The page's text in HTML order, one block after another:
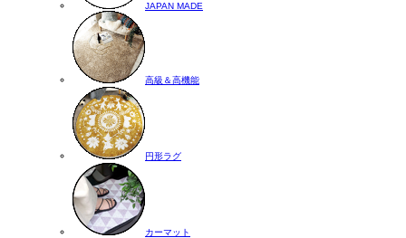
JAPAN MADE
高級＆高機能
円形ラグ
カーマット